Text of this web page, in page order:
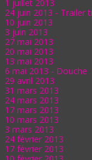
1 juillet 2013
24 juin 2013 - Trailer
10 juin 2013
3 juin 2013
27 mai 2013
20 mai 2013
13 mai 2013
6 mai 2013 - Douche
29 avril 2013
31 mars 2013
24 mars 2013
17 mars 2013
10 mars 2013
3 mars 2013
24 février 2013
17 février 2013